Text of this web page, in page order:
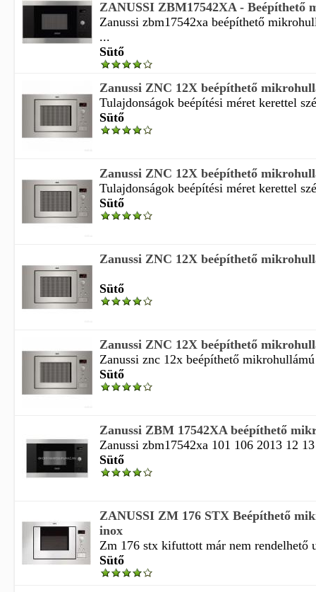
ZANUSSI ZBM17542XA - Beépíthető
Zanussi zbm17542xa beépíthető
...
Sütő
Zanussi ZNC 12X beépíthető
Tulajdonságok beépítési méret kerettel
Sütő
Zanussi ZNC 12X beépíthető
Tulajdonságok beépítési méret kerettel
Sütő
Zanussi ZNC 12X beépíthető
Sütő
Zanussi ZNC 12X beépíthető
Zanussi znc 12x beépíthető
Sütő
Zanussi ZBM 17542XA beépíthető
Zanussi zbm17542xa 101 106 2013 12
Sütő
ZANUSSI ZM 176 STX Beépíthető
inox
Zm 176 stx kifuttott már nem rendelhető
Sütő